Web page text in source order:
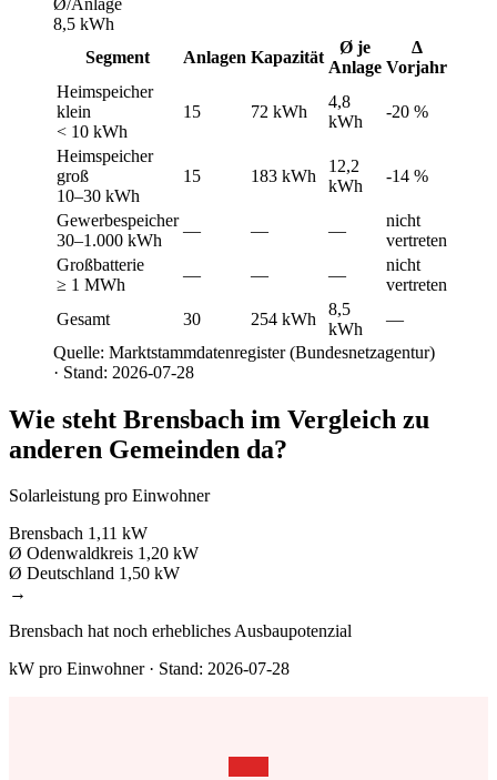
8,5 kWh
Segment
Anlagen Kapazität
Ø je
Anlage
Δ
Vorjahr
Heimspeicher
klein
< 10 kWh
15 72 kWh
4,8
kWh
-20 %
Heimspeicher
groß
10–30 kWh
15 183 kWh
12,2
kWh
-14 %
Gewerbespeicher
30–1.000 kWh
— — —
nicht
vertreten
Großbatterie
≥ 1 MWh
— — —
nicht
vertreten
Gesamt
30 254 kWh
8,5
kWh
—
Quelle: Marktstammdatenregister (Bundesnetzagentur)
· Stand: 2026-07-28
Wie steht Brensbach im Vergleich zu
anderen Gemeinden da?
Solarleistung pro Einwohner
Brensbach 1,11 kW
Ø Odenwaldkreis 1,20 kW
Ø Deutschland 1,50 kW
→
Brensbach hat noch erhebliches Ausbaupotenzial
kW pro Einwohner · Stand: 2026-07-28